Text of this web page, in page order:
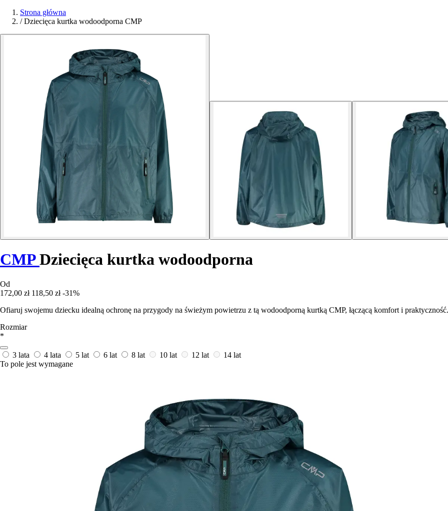
Strona główna
/ Dziecięca kurtka wodoodporna CMP
CMPDziecięca kurtka wodoodporna
Od
172,00 zł 118,50 zł -31%
Ofiaruj swojemu dziecku idealną ochronę na przygody na świeżym powietrzu z tą wodoodporną kurtką CMP, łączącą komfort i praktyczność.
Rozmiar
*
3 lata 4 lata 5 lat 6 lat 8 lat 10 lat 12 lat
14 lat
To pole jest wymagane